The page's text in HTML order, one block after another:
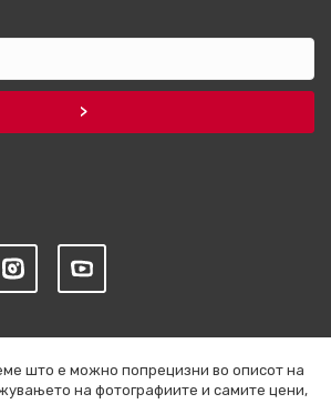
што е можно попрецизни во описот на
на фотографиите и самите цени,